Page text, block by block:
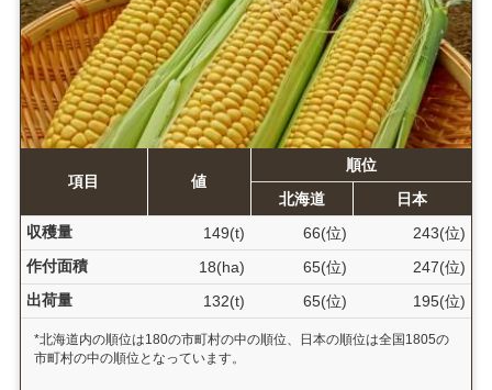
項目 値
順位
北海道
日本
収穫量
149(t) 66(位)
243(位)
作付面積
18(ha) 65(位)
247(位)
出荷量
132(t) 65(位) 195(位)
*北海道内の順位は180の市町村の中の順位、日本の順位は全国1805の
市町村の中の順位となっています。